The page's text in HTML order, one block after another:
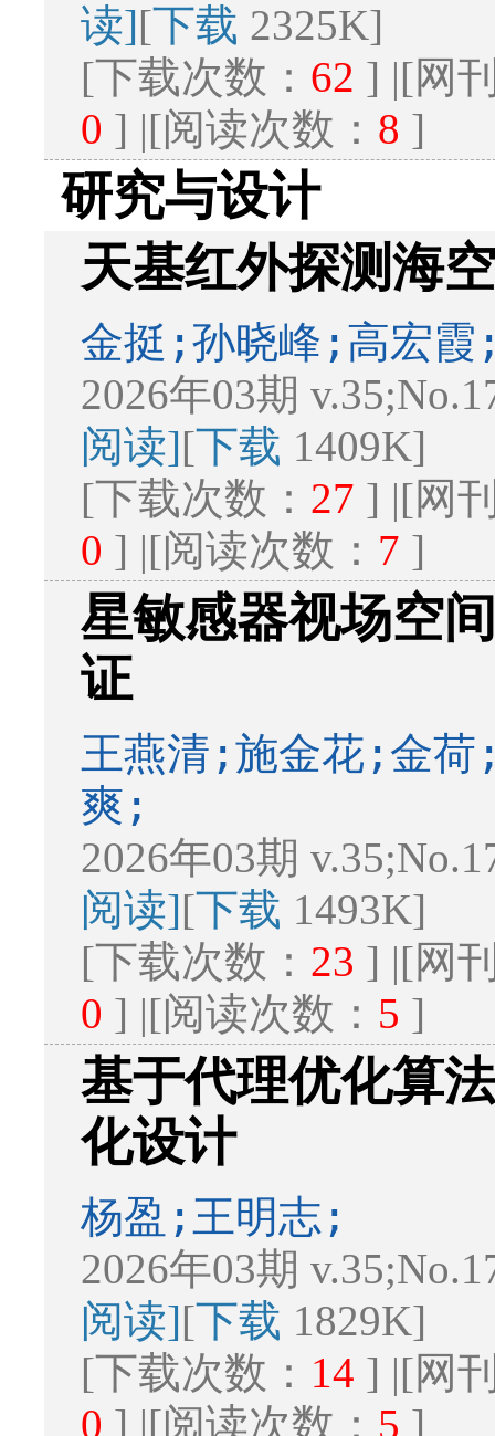
读][下载 2325K]
[下载次数： 62 ] |[网
0 ] |[阅读次数： 8 ]
研究与设计
天基红外探测海
金挺;孙晓峰;高宏
2026年03期
阅读][下载 1409K]
[下载次数： 27 ] |[网
0 ] |[阅读次数： 7 ]
星敏感器视场空
证
王燕清;施金花;金
爽;
2026年03期
阅读][下载 1493K]
[下载次数： 23 ] |[网
0 ] |[阅读次数： 5 ]
基于代理优化算
化设计
杨盈;王明志;
2026年03期
阅读][下载 1829K]
[下载次数： 14 ] |[网
0 ] |[阅读次数： 5 ]